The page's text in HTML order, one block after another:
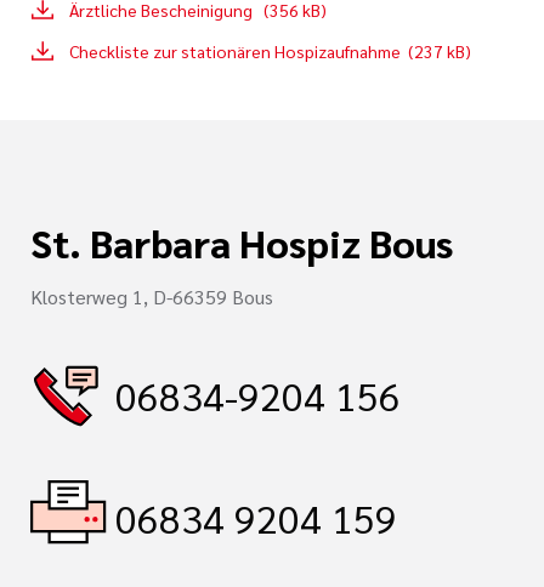
Ärztliche Bescheinigung (356 kB)
Checkliste zur stationären Hospizaufnahme (237 kB)
St. Barbara Hospiz Bous
Klosterweg 1, D-66359 Bous
06834-9204 156
06834 9204 159